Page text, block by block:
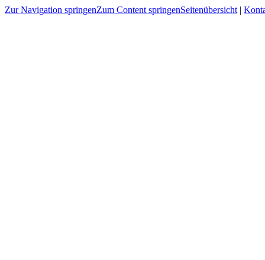
Zur Navigation springenZum Content springenSeitenübersicht |